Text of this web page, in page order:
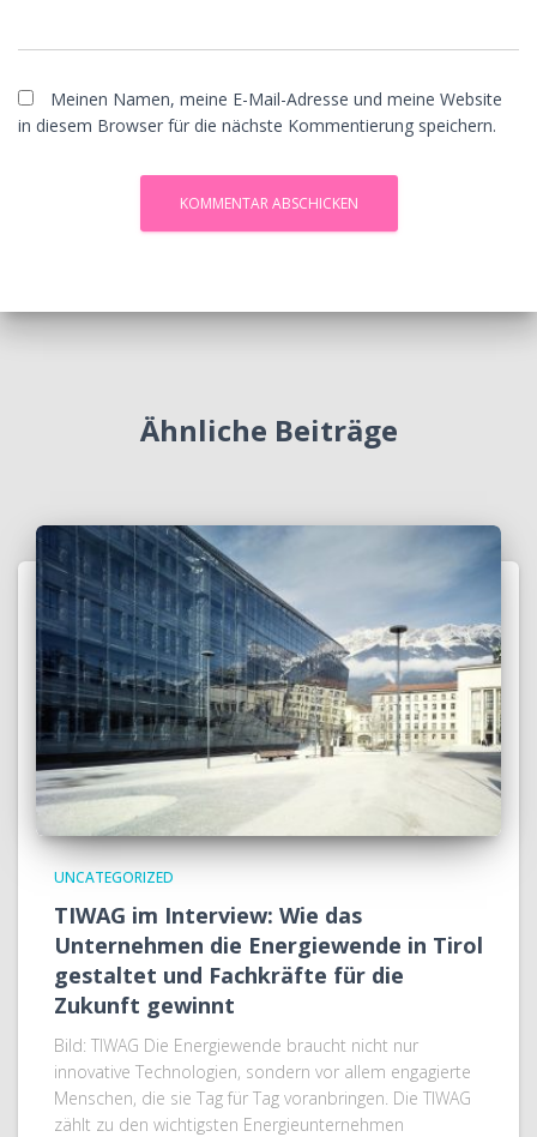
Meinen Namen, meine E-Mail-Adresse und meine Website
in diesem Browser für die nächste Kommentierung speichern.
Ähnliche Beiträge
UNCATEGORIZED
TIWAG im Interview: Wie das
Unternehmen die Energiewende in Tirol
gestaltet und Fachkräfte für die
Zukunft gewinnt
Bild: TIWAG Die Energiewende braucht nicht nur
innovative Technologien, sondern vor allem engagierte
Menschen, die sie Tag für Tag voranbringen. Die TIWAG
zählt zu den wichtigsten Energieunternehmen